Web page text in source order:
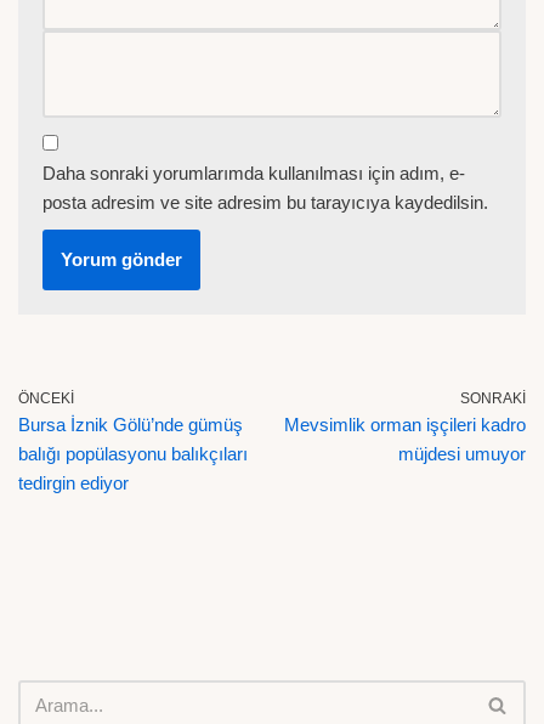
Daha sonraki yorumlarımda kullanılması için adım, e-
posta adresim ve site adresim bu tarayıcıya kaydedilsin.
ÖNCEKI
Bursa İznik Gölü’nde gümüş
balığı popülasyonu balıkçıları
tedirgin ediyor
SONRAKI
Mevsimlik orman işçileri kadro
müjdesi umuyor